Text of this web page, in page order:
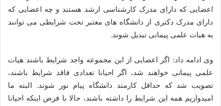
اعضایی که دارای مدرک کارشناسی ارشد هستند و چه اعضایی که
دارای مدرک دکتری از دانشگاه های معتبر تحت شرایطی می توانند
به هیات علمی پیمانی تبدیل شوند.
وی ادامه داد: اگر اعضایی از این مجموعه واجد شرایط باشند هیات
علمی پیمانی خواهند شد، اگر احیانا تعدادی فاقد شرایط باشند،
تصویب شد که حداقل کارمند دانشگاه پیام نور شوند. البته ما
امیدواریم همه این شرایط را داشته باشند، حالا با فرض اینکه احیانا